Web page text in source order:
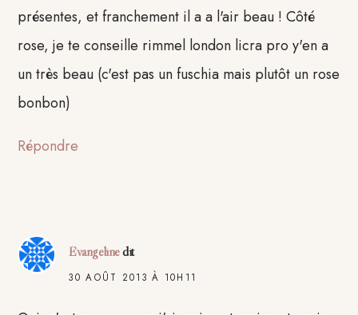
présentes, et franchement il a a l'air beau ! Côté
rose, je te conseille rimmel london licra pro y'en a
un très beau (c'est pas un fuschia mais plutôt un rose
bonbon)
Répondre
Evangelinedit
30 AOÛT 2013 À 10H11